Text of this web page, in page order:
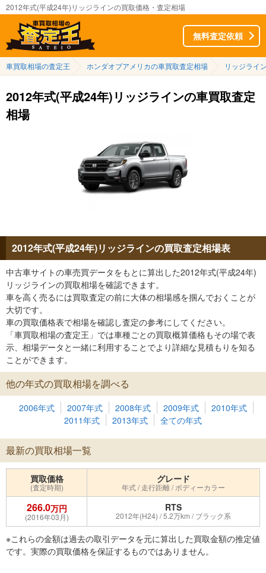
2012年式(平成24年)リッジラインの買取価格・査定相場
無料査定依頼
車買取相場の査定王 ホンダオブアメリカの車買取査定相場 リッジライ
2012年式(平成24年)リッジラインの車買取査定
相場
2012年式(平成24年)リッジラインの買取査定相場表
中古車サイトの車売買データをもとに算出した2012年式(平成24年)
リッジラインの買取相場を確認できます。
車を高く売るには買取査定の前に大体の相場感を掴んでおくことが
大切です。
車の買取価格表で相場を確認し査定の参考にしてください。
「車買取相場の査定王」では車種ごとの買取概算価格もその場で表
示、相場データと一緒に利用することでより詳細な見積もりを知る
ことができます。
他の年式の買取相場を調べる
2006年式 2007年式 2008年式 2009年式
2010年式
2011年式
2013年式 全ての年式
最新の買取相場一覧
買取価格
(査定時期)
グレード
年式 / 走行距離 / ボディーカラー
266.0万円
(2016年03月)
RTS
2012年(H24) / 5.2万km / ブラック系
※これらの金額は過去の取引データを元に算出した買取金額の推定値
です。実際の買取価格を保証するものではありません。